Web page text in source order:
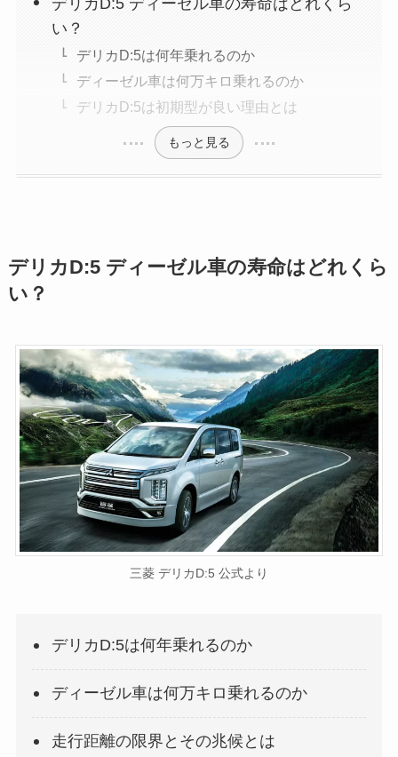
い？
デリカD:5は何年乗れるのか
ディーゼル車は何万キロ乗れるのか
デリカD:5は初期型が良い理由とは
もっと見る
デリカD:5 ディーゼル車の寿命はどれくら
い？
三菱 デリカD:5 公式より
デリカD:5は何年乗れるのか
ディーゼル車は何万キロ乗れるのか
走行距離の限界とその兆候とは